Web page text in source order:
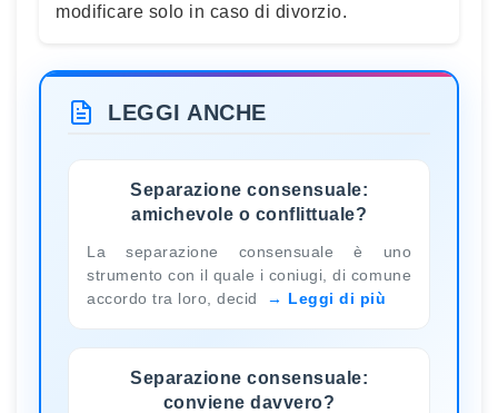
modificare solo in caso di divorzio.
LEGGI ANCHE
Separazione consensuale:
amichevole o conflittuale?
La separazione consensuale è uno
strumento con il quale i coniugi, di comune
accordo tra loro, decid
Leggi di più
Separazione consensuale:
conviene davvero?